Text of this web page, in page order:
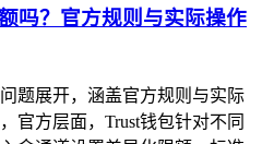
吗？官方规则与实际操作
题展开，涵盖官方规则与实际
官方层面，Trust钱包针对不同